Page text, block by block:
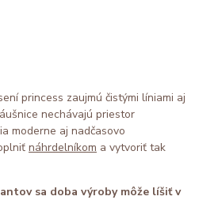
princess zaujmú čistými líniami aj
nechávajú priestor
moderne aj nadčasovo
náhrdelníkom a vytvoriť tak
sa doba výroby môže líšiť v